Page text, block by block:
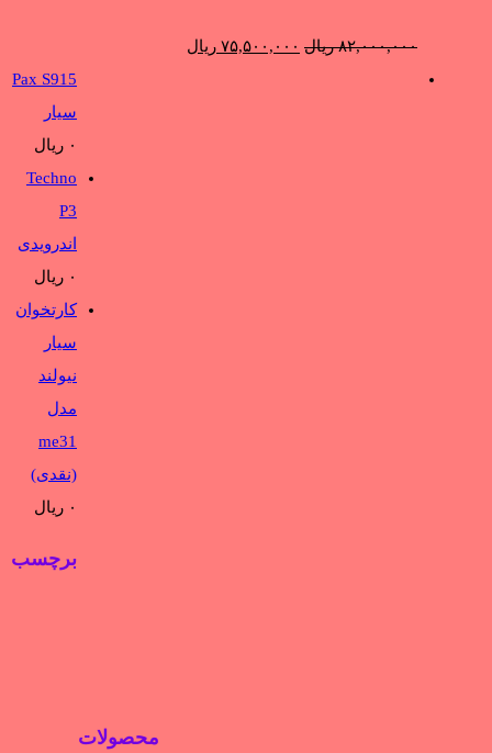
۸۲,۰۰۰,۰۰۰ ریال قیمت
۷۵,۵۰۰,۰۰۰ ریال
Pax S915
سیار
۰ ریال
Techno
P3
اندرویدی
۰ ریال
کارتخوان
سيار
نيولند
مدل
me31
(نقدی)
۰ ریال
برچسب
محصولات